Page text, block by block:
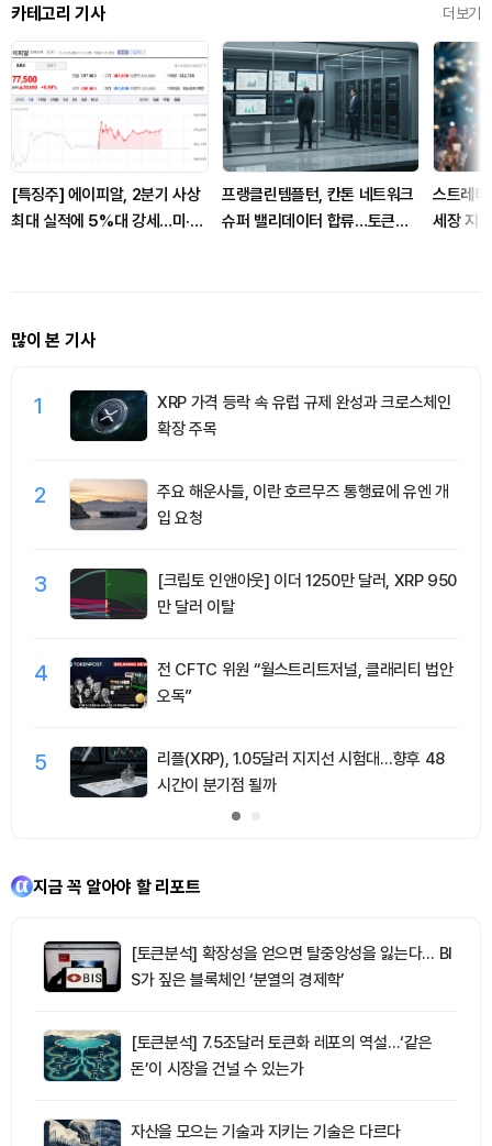
카테고리 기사 더보기
[특징주] 에이피알, 2분기 사상
최대 실적에 5%대 강세…미·유
프랭클린템플턴, 칸톤 네트워크
슈퍼 밸리데이터 합류…토큰화
스트레
세장 지
많이 본 기사
1
XRP 가격 등락 속 유럽 규제 완성과 크로스체인
확장 주목
2
주요 해운사들, 이란 호르무즈 통행료에 유엔 개
입 요청
3
[크립토 인앤아웃] 이더 1250만 달러, XRP 950
만 달러 이탈
4
전 CFTC 위원 “월스트리트저널, 클래리티 법안
오독”
5
리플(XRP), 1.05달러 지지선 시험대…향후 48
시간이 분기점 될까
지금 꼭 알아야 할 리포트
[토큰분석] 확장성을 얻으면 탈중앙성을 잃는다… BI
S가 짚은 블록체인 ‘분열의 경제학’
[토큰분석] 7.5조달러 토큰화 레포의 역설…‘같은
돈’이 시장을 건널 수 있는가
자산을 모으는 기술과 지키는 기술은 다르다